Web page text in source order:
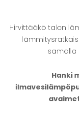
Hirvittääkö talon
samalla
Hanki